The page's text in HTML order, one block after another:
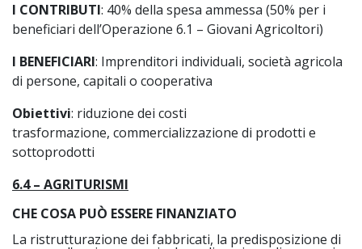
I CONTRIBUTI: 40% della spesa ammessa (50% per i
beneficiari dell’Operazione 6.1 – Giovani Agricoltori)
I BENEFICIARI: Imprenditori individuali, società agricola
di persone, capitali o cooperativa
Obiettivi: riduzione dei costi
trasformazione, commercializzazione di prodotti e
sottoprodotti
6.4 – AGRITURISMI
CHE COSA PUÒ ESSERE FINANZIATO
La ristrutturazione dei fabbricati, la predisposizione di